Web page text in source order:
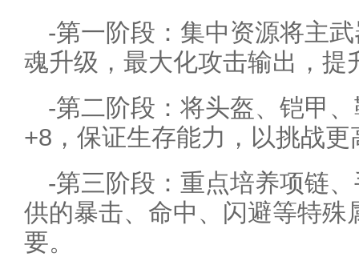
-第一阶段：集中资源将主
魂升级，最大化攻击输出，提
-第二阶段：将头盔、铠甲
+8，保证生存能力，以挑战
-第三阶段：重点培养项链
供的暴击、命中、闪避等特殊
要。